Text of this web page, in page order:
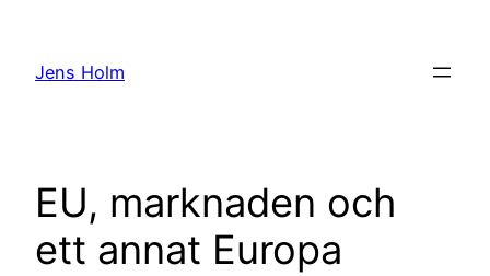
innehåll
Jens Holm
EU, marknaden och
ett annat Europa